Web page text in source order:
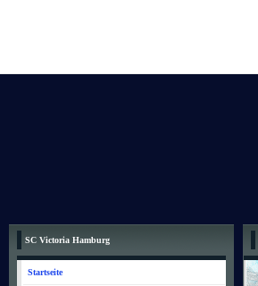
SC Victoria Hamburg
Startseite